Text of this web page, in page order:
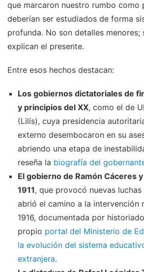
que marcaron nuestro rumbo como
deberían ser estudiados de forma
profunda. No son detalles menores;
explican el presente.
Entre esos hechos destacan:
Los gobiernos dictatoriales de
y principios del XX, como el de
(Lilís), cuya presidencia
externo desembocaron en su
abriendo una etapa de
reseña la biografía del
El gobierno de Ramón Cáceres
1911, que provocó nuevas
abrió el camino a la intervención
1916, documentada por
propio portal del Ministerio de
la evolución del sistema
extranjera.